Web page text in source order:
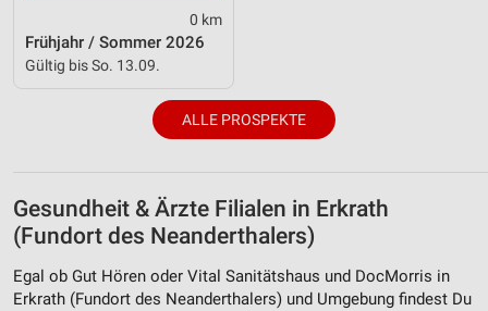
0 km
Frühjahr / Sommer 2026
Gültig bis So. 13.09.
ALLE PROSPEKTE
Gesundheit & Ärzte Filialen in Erkrath
(Fundort des Neanderthalers)
Egal ob Gut Hören oder Vital Sanitätshaus und DocMorris in
Erkrath (Fundort des Neanderthalers) und Umgebung findest Du